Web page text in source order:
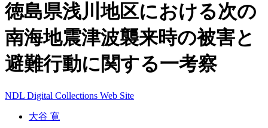
徳島県浅川地区における次の
南海地震津波襲来時の被害と
避難行動に関する一考察
NDL Digital Collections Web Site
大谷 寛